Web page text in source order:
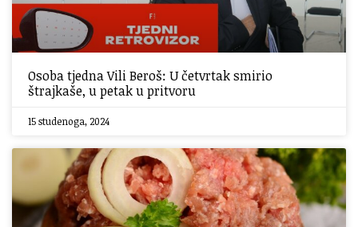
Osoba tjedna Vili Beroš: U četvrtak smirio
štrajkaše, u petak u pritvoru
15 studenoga, 2024